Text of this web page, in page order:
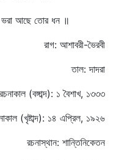
আছে তোর ধন ॥
রাগ: আশাবরী-ভৈরবী
তাল: দাদরা
রচনাকাল (বঙ্গাব্দ): ১ বৈশাখ, ১৩৩৩
(খৃষ্টাব্দ): ১৪ এপ্রিল, ১৯২৬
রচনাস্থান: শান্তিনিকেতন